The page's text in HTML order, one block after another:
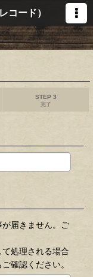
コード）
STEP 3
完了
届きません。ご
処理される場合
確認ください。